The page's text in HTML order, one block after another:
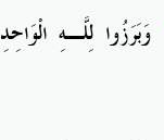
وَبَرَزُوا لِلَّـهِ الْوَاحِدِ